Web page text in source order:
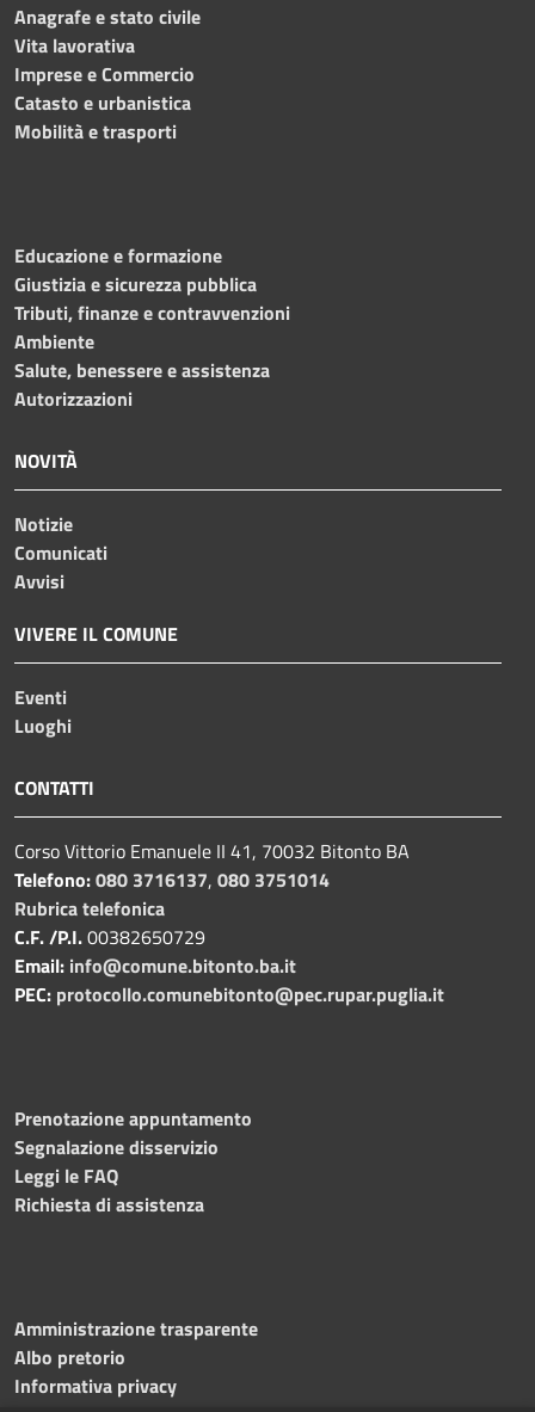
Anagrafe e stato civile
Vita lavorativa
Imprese e Commercio
Catasto e urbanistica
Mobilità e trasporti
Educazione e formazione
Giustizia e sicurezza pubblica
Tributi, finanze e contravvenzioni
Ambiente
Salute, benessere e assistenza
Autorizzazioni
NOVITÀ
Notizie
Comunicati
Avvisi
VIVERE IL COMUNE
Eventi
Luoghi
CONTATTI
Corso Vittorio Emanuele II 41, 70032 Bitonto BA
Telefono:080 3716137, 080 3751014
Rubrica telefonica
C.F. /P.I.00382650729
Email: info@comune.bitonto.ba.it
PEC: protocollo.comunebitonto@pec.rupar.puglia.it
Prenotazione appuntamento
Segnalazione disservizio
Leggi le FAQ
Richiesta di assistenza
Amministrazione trasparente
Albo pretorio
Informativa privacy